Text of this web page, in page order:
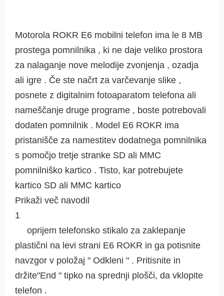
Motorola ROKR E6 mobilni telefon ima le 8 MB
prostega pomnilnika , ki ne daje veliko prostora
za nalaganje nove melodije zvonjenja , ozadja
ali igre . Če ste načrt za varčevanje slike ,
posnete z digitalnim fotoaparatom telefona ali
nameščanje druge programe , boste potrebovali
dodaten pomnilnik . Model E6 ROKR ima
pristanišče za namestitev dodatnega pomnilnika
s pomočjo tretje stranke SD ali MMC
pomnilniško kartico . Tisto, kar potrebujete
kartico SD ali MMC kartico
Prikaži več navodil
1
oprijem telefonsko stikalo za zaklepanje
plastični na levi strani E6 ROKR in ga potisnite
navzgor v položaj " Odkleni " . Pritisnite in
držite"End " tipko na sprednji plošči, da vklopite
telefon .